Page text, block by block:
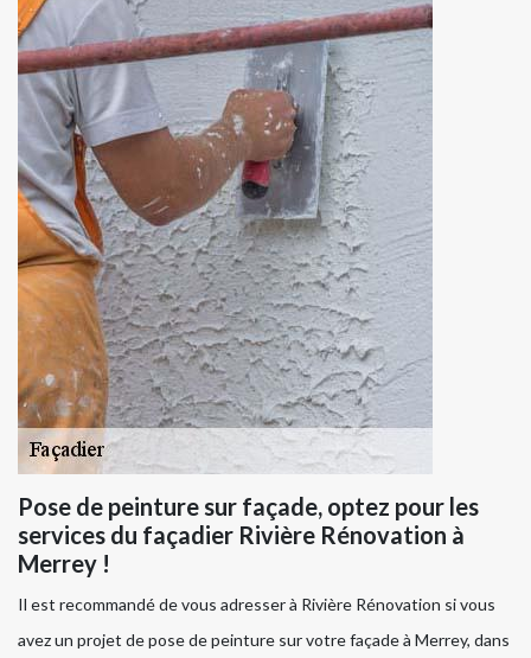
Pose de peinture sur façade, optez pour les
services du façadier Rivière Rénovation à
Merrey !
Il est recommandé de vous adresser à Rivière Rénovation si vous
avez un projet de pose de peinture sur votre façade à Merrey, dans